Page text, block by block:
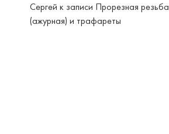
Сергей к записи Прорезная резьба
(ажурная) и трафареты